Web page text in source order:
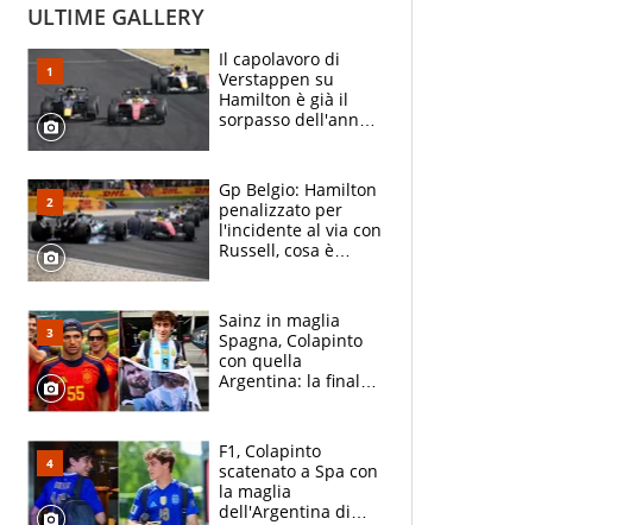
ULTIME GALLERY
Il capolavoro di
Verstappen su
Hamilton è già il
sorpasso dell'anno:
2021
Gp Belgio: Hamilton
penalizzato per
l'incidente al via con
Russell, cosa è
Sainz in maglia
Spagna, Colapinto
con quella
Argentina: la finale
vede l'ora
F1, Colapinto
scatenato a Spa con
la maglia
dell'Argentina di